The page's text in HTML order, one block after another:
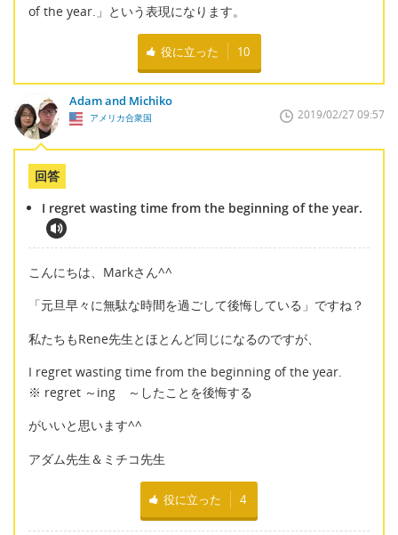
of the year.」という表現になります。
役に立った 10
Adam and Michiko
アメリカ合衆国 2019/02/27 09:57
回答
I regret wasting time from the beginning of the year.
こんにちは、Markさん^^
「元旦早々に無駄な時間を過ごして後悔している」ですね？
私たちもRene先生とほとんど同じになるのですが、
I regret wasting time from the beginning of the year.
※ regret ～ing ～したことを後悔する
がいいと思います^^
アダム先生＆ミチコ先生
役に立った 4